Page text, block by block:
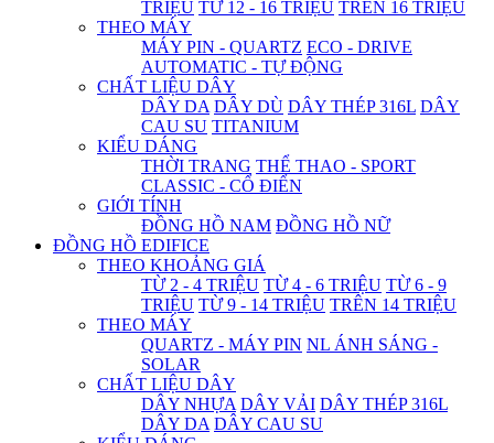
TRIỆU TỪ 12 - 16 TRIỆU TRÊN 16 TRIỆU
THEO MÁY
MÁY PIN - QUARTZ ECO - DRIVE
AUTOMATIC - TỰ ĐỘNG
CHẤT LIỆU DÂY
DÂY DA DÂY DÙ DÂY THÉP 316L DÂY
CAU SU TITANIUM
KIỂU DÁNG
THỜI TRANG THỂ THAO - SPORT
CLASSIC - CỔ ĐIỂN
GIỚI TÍNH
ĐỒNG HỒ NAM ĐỒNG HỒ NỮ
ĐỒNG HỒ EDIFICE
THEO KHOẢNG GIÁ
TỪ 2 - 4 TRIỆU TỪ 4 - 6 TRIỆU TỪ 6 - 9
TRIỆU TỪ 9 - 14 TRIỆU TRÊN 14 TRIỆU
THEO MÁY
QUARTZ - MÁY PIN NL ÁNH SÁNG -
SOLAR
CHẤT LIỆU DÂY
DÂY NHỰA DÂY VẢI DÂY THÉP 316L
DÂY DA DÂY CAU SU